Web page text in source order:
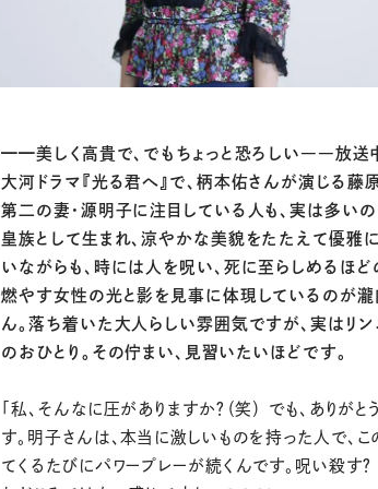
━━美しく高貴で、でもちょっと恐ろしい――放送
大河ドラマ『光る君へ』で、柄本佑さんが演じる藤
第二の妻・源明子に注目している人も、実は多い
皇族として生まれ、涼やかな美貌をたたえて優雅
いながらも、時には人を呪い、死に至らしめるほ
燃やす女性の光と影を見事に体現しているのが瀧
ん。落ち着いた大人らしい雰囲気ですが、実はリ
のおひとり。その佇まい、見習いたいほどです。
「私、そんなに圧がありますか？（笑） でも、ありが
す。明子さんは、本当に激しいものを持った人で、こ
てくるたびにパワープレーが続くんです。呪い殺す